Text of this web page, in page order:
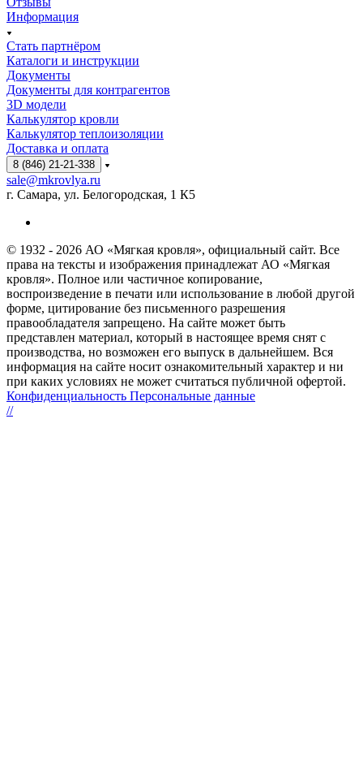
Информация
Стать партнёром
Каталоги и инструкции
Документы
Документы для контрагентов
3D модели
Калькулятор кровли
Калькулятор теплоизоляции
Доставка и оплата
8 (846) 21-21-338
sale@mkrovlya.ru
г. Самара, ул. Белогородская, 1 К5
© 1932 - 2026 АО «Мягкая кровля», официальный сайт. Все
права на тексты и изображения принадлежат АО «Мягкая
кровля». Полное или частичное копирование,
воспроизведение в печати или использование в любой другой
форме, цитирование без письменного разрешения
правообладателя запрещено. На сайте может быть
представлен материал, который в настоящее время снят с
производства, но возможен его выпуск в дальнейшем. Вся
информация на сайте носит ознакомительный характер и ни
при каких условиях не может считаться публичной офертой.
Конфиденциальность Персональные данные
//